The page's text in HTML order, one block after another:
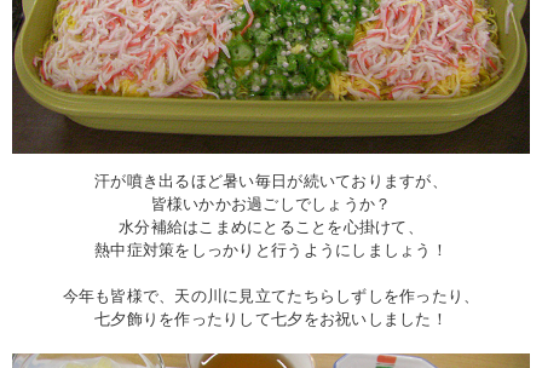
汗が噴き出るほど暑い毎日が続いておりますが、
皆様いかかお過ごしでしょうか？
水分補給はこまめにとることを心掛けて、
熱中症対策をしっかりと行うようにしましょう！
今年も皆様で、天の川に見立てたちらしずしを作ったり、
七夕飾りを作ったりして七夕をお祝いしました！